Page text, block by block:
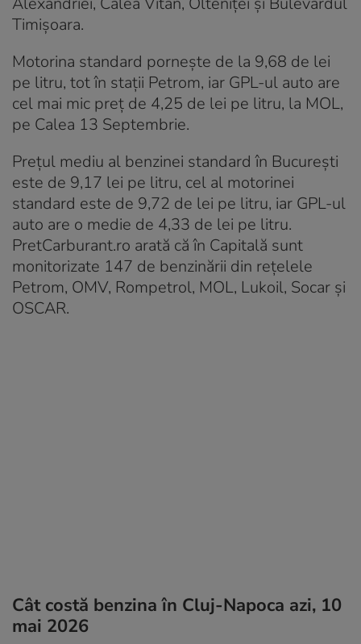
Timișoara.
Motorina standard pornește de la 9,68 de lei
pe litru, tot în stații Petrom, iar GPL-ul auto are
cel mai mic preț de 4,25 de lei pe litru, la MOL,
pe Calea 13 Septembrie.
Prețul mediu al benzinei standard în București
este de 9,17 lei pe litru, cel al motorinei
standard este de 9,72 de lei pe litru, iar GPL-ul
auto are o medie de 4,33 de lei pe litru.
PretCarburant.ro arată că în Capitală sunt
monitorizate 147 de benzinării din rețelele
Petrom, OMV, Rompetrol, MOL, Lukoil, Socar și
OSCAR.
Cât costă benzina în Cluj-Napoca azi, 10
mai 2026